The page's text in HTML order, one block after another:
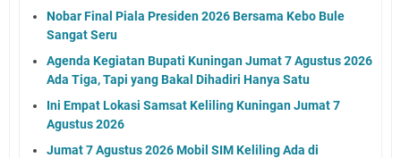
Nobar Final Piala Presiden 2026 Bersama Kebo Bule
Sangat Seru
Agenda Kegiatan Bupati Kuningan Jumat 7 Agustus 2026
Ada Tiga, Tapi yang Bakal Dihadiri Hanya Satu
Ini Empat Lokasi Samsat Keliling Kuningan Jumat 7
Agustus 2026
Jumat 7 Agustus 2026 Mobil SIM Keliling Ada di